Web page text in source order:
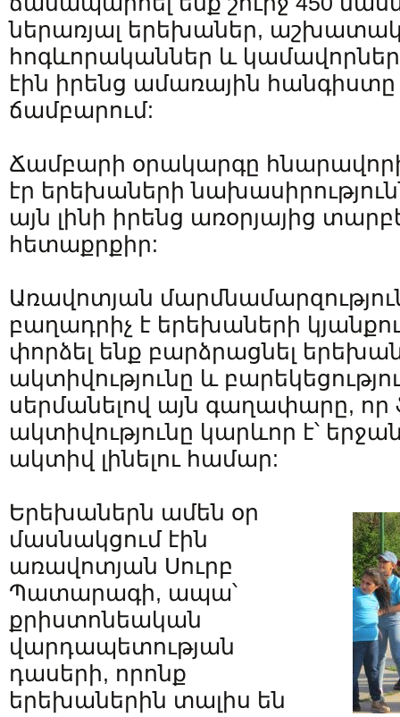
ներառյալ երեխաներ,
հոգևորականներ և
էին իրենց ամառային
ճամբարում:
Ճամբարի օրակարգը
էր երեխաների
այն լինի իրենց առօրյայից
հետաքրքիր:
Առավոտյան
բաղադրիչ է երեխաների
փորձել ենք բարձրացնել
ակտիվությունը և
սերմանելով այն գաղափարը,
ակտիվությունը կարևոր է՝
ակտիվ լինելու համար:
Երեխաներն ամեն օր
մասնակցում էին
առավոտյան Սուրբ
Պատարագի, ապա՝
քրիստոնեական
վարդապետության
դասերի, որոնք
երեխաներին տալիս են